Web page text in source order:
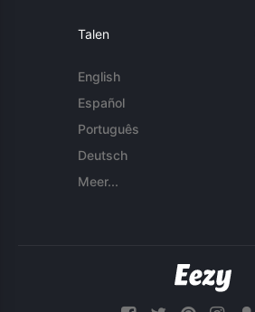
Talen
English
Español
Português
Deutsch
Meer...